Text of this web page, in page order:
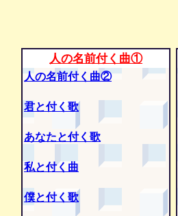
人の名前付く曲①
人の名前付く曲②
君と付く歌
あなたと付く歌
私と付く曲
僕と付く歌